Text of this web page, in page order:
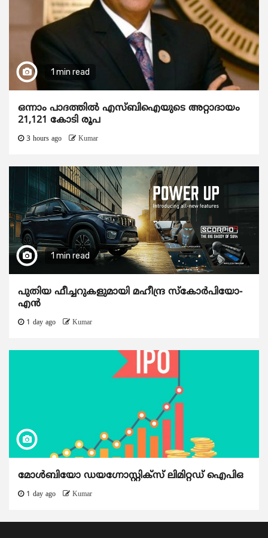
1 min read
ഒന്നാം പാദത്തിൽ എസ്ബിഐയുടെ അറ്റാദായം
21,121 കോടി രൂപ
3 hours ago Kumar
1 min read
പുതിയ ഫീച്ചറുകളുമായി മഹീന്ദ്ര സ്കോർപിയോ-
എൻ
1 day ago Kumar
മോൾബിയോ ഡയഗ്നോസ്റ്റിക്സ് ലിമിറ്റഡ് ഐപിഒ
1 day ago Kumar